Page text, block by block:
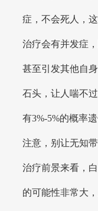
症，不会死人，
治疗会有并发症
甚至引发其他自
石头，让人喘不
有3%-5%的概率
注意，别让无知
治疗前景来看，
的可能性非常大